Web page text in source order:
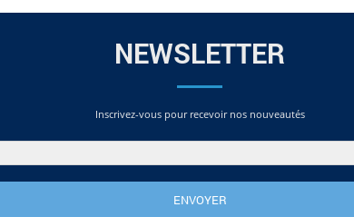
NEWSLETTER
Inscrivez-vous pour recevoir nos nouveautés